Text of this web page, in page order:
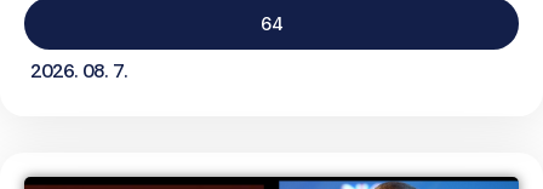
64
2026. 08. 7.